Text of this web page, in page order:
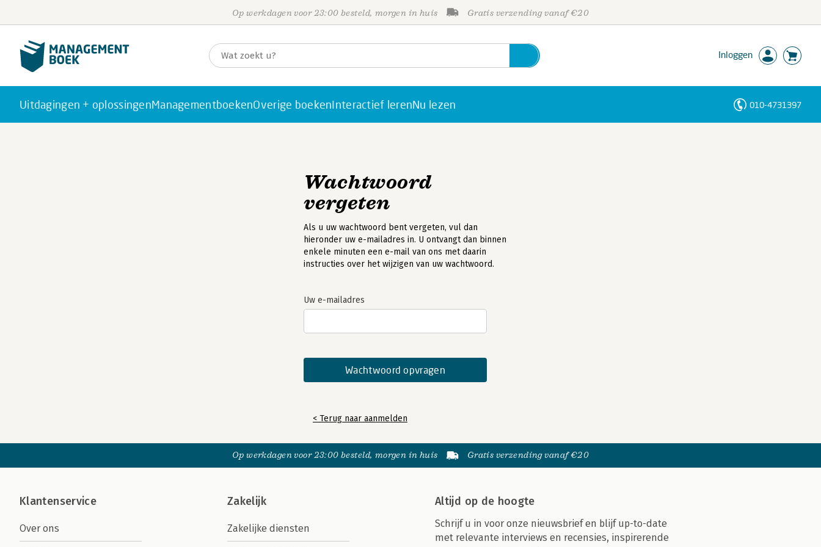
Op werkdagen voor 23:00 besteld, morgen in huis Gratis verzending vanaf €20
Inloggen
Uitdagingen + oplossingenManagementboekenOverige boekenInteractief lerenNu lezen 010-4731397
Wachtwoord
vergeten
Als u uw wachtwoord bent vergeten, vul dan
hieronder uw e-mailadres in. U ontvangt dan binnen
enkele minuten een e-mail van ons met daarin
instructies over het wijzigen van uw wachtwoord.
Uw e-mailadres
< Terug naar aanmelden
Op werkdagen voor 23:00 besteld, morgen in huis Gratis verzending vanaf €20
Klantenservice
Over ons
Zakelijk
Zakelijke diensten
Altijd op de hoogte
Schrijf u in voor onze nieuwsbrief en blijf up-to-date
met relevante interviews en recensies, inspirerende
Personen